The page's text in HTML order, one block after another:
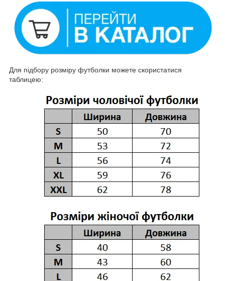
Для підбору розміру футболки можете скористатися
таблицею: